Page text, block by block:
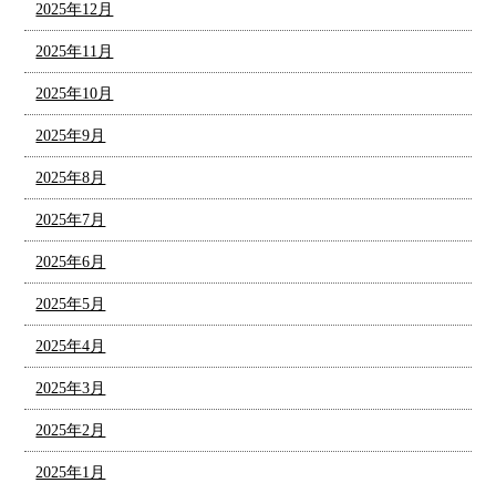
2025年12月
2025年11月
2025年10月
2025年9月
2025年8月
2025年7月
2025年6月
2025年5月
2025年4月
2025年3月
2025年2月
2025年1月